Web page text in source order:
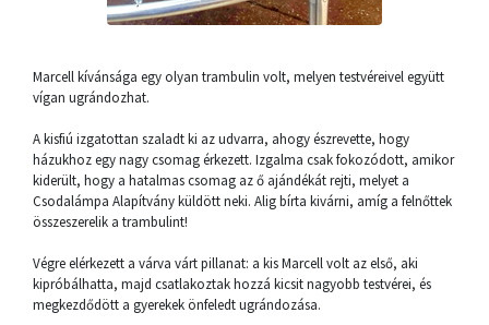
Marcell kívánsága egy olyan trambulin volt, melyen testvéreivel együtt
vígan ugrándozhat.
A kisfiú izgatottan szaladt ki az udvarra, ahogy észrevette, hogy
házukhoz egy nagy csomag érkezett. Izgalma csak fokozódott, amikor
kiderült, hogy a hatalmas csomag az ő ajándékát rejti, melyet a
Csodalámpa Alapítvány küldött neki. Alig bírta kivárni, amíg a felnőttek
összeszerelik a trambulint!
Végre elérkezett a várva várt pillanat: a kis Marcell volt az első, aki
kipróbálhatta, majd csatlakoztak hozzá kicsit nagyobb testvérei, és
megkezdődött a gyerekek önfeledt ugrándozása.